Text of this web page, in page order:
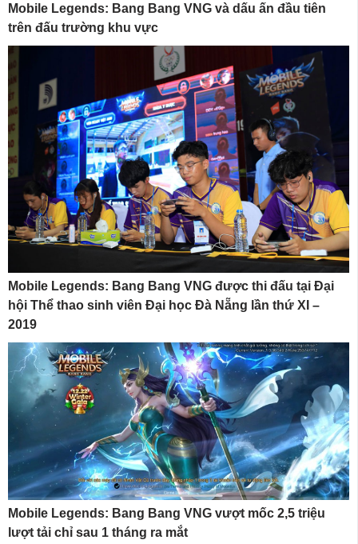
Mobile Legends: Bang Bang VNG và dấu ấn đầu tiên
trên đấu trường khu vực
Mobile Legends: Bang Bang VNG được thi đấu tại Đại
hội Thể thao sinh viên Đại học Đà Nẵng lần thứ XI –
2019
Mobile Legends: Bang Bang VNG vượt mốc 2,5 triệu
lượt tải chỉ sau 1 tháng ra mắt